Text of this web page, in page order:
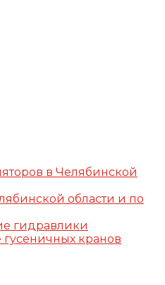
в Челябинской
области и по
гидравлики
кранов